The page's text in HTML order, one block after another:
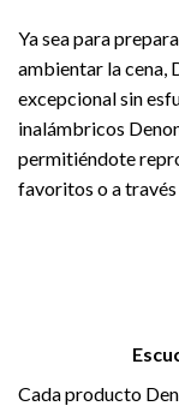
Ya sea para
ambientar la cena,
excepcional sin
inalámbricos
permitiéndote
favoritos o a
Cada producto